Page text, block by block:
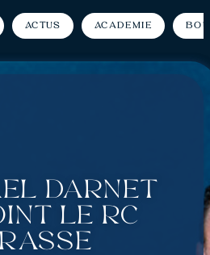
Actus Académie
Darnet
le RC